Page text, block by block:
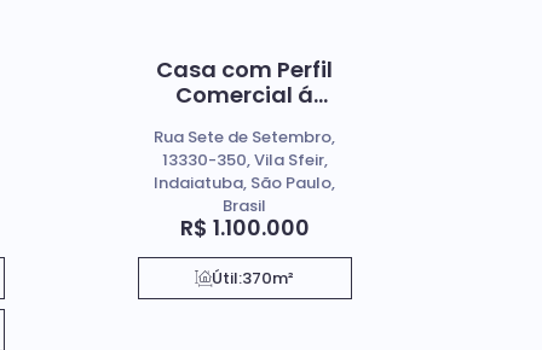
Casa com Perfil
Comercial á
R$ 1.100.000
Rua Sete de Setembro,
13330-350, Vila Sfeir,
Indaiatuba, São Paulo,
Brasil
Útil:370m²